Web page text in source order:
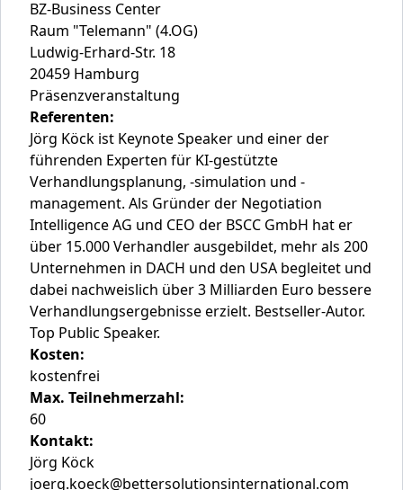
BZ-Business Center
Raum "Telemann" (4.OG)
Ludwig-Erhard-Str. 18
20459 Hamburg
Präsenzveranstaltung
Referenten:
Jörg Köck ist Keynote Speaker und einer der
führenden Experten für KI-gestützte
Verhandlungsplanung, -simulation und -
management. Als Gründer der Negotiation
Intelligence AG und CEO der BSCC GmbH hat er
über 15.000 Verhandler ausgebildet, mehr als 200
Unternehmen in DACH und den USA begleitet und
dabei nachweislich über 3 Milliarden Euro bessere
Verhandlungsergebnisse erzielt. Bestseller-Autor.
Top Public Speaker.
Kosten:
kostenfrei
Max. Teilnehmerzahl:
60
Kontakt:
Jörg Köck
joerg.koeck@bettersolutionsinternational.com